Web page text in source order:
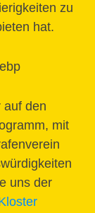
zu
hat.
auf den
mit
uns der